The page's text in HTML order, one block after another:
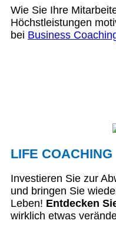
Wie Sie Ihre
Höchstleistungen
bei Business
LIFE COACHING
Investieren Sie zur
und bringen Sie
Leben! Entdecken
wirklich etwas